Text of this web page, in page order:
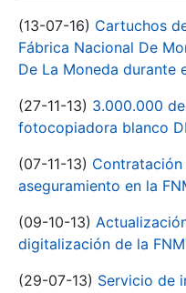
(13-07-16) Cartuchos
Fábrica Nacional De
De La Moneda durante
(27-11-13) 3.000.000
fotocopiadora blanco
(07-11-13)
aseguramiento en la
(09-10-13)
digitalización de la
(29-07-13) Servicio de